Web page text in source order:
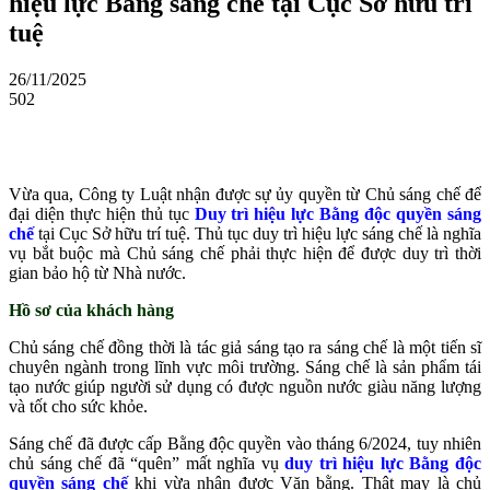
tuệ
26/11/2025
502
Vừa qua, Công ty Luật nhận được sự ủy quyền từ Chủ sáng chế để
đại diện thực hiện thủ tục Duy trì hiệu lực Bằng độc quyền sáng
chếtại Cục Sở hữu trí tuệ. Thủ tục duy trì hiệu lực sáng chế là nghĩa
vụ bắt buộc mà Chủ sáng chế phải thực hiện để được duy trì thời
gian bảo hộ từ Nhà nước.
Hồ sơ của khách hàng
Chủ sáng chế đồng thời là tác giả sáng tạo ra sáng chế là một tiến sĩ
chuyên ngành trong lĩnh vực môi trường. Sáng chế là sản phẩm tái
tạo nước giúp người sử dụng có được nguồn nước giàu năng lượng
và tốt cho sức khỏe.
Sáng chế đã được cấp Bằng độc quyền vào tháng 6/2024, tuy nhiên
chủ sáng chế đã “quên” mất nghĩa vụduy trì hiệu lực Bằng độc
quyền sáng chếkhi vừa nhận được Văn bằng. Thật may là chủ